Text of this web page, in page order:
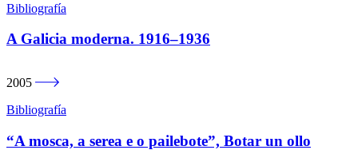
Bibliografía
A Galicia moderna. 1916–1936
2005
Bibliografía
“A mosca, a serea e o pailebote”, Botar un ollo